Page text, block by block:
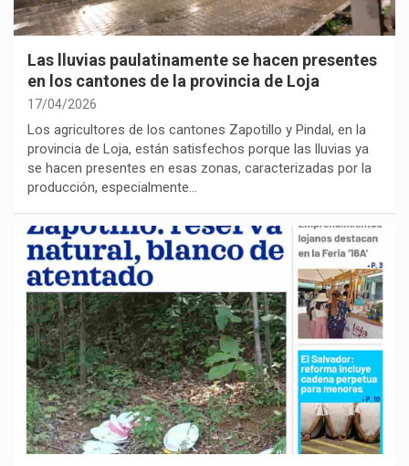
Las lluvias paulatinamente se hacen presentes
en los cantones de la provincia de Loja
17/04/2026
Los agricultores de los cantones Zapotillo y Pindal, en la
provincia de Loja, están satisfechos porque las lluvias ya
se hacen presentes en esas zonas, caracterizadas por la
producción, especialmente…